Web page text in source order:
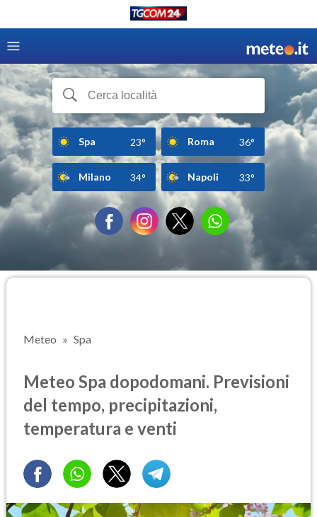
Spa 23° Roma 36°
Milano 34° Napoli 33°
Meteo Spa
Meteo Spa dopodomani. Previsioni
del tempo, precipitazioni,
temperatura e venti